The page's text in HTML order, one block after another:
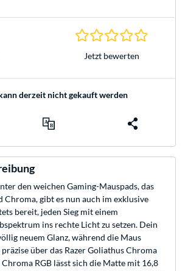
Jetzt bewerten
derzeit nicht gekauft werden
den weichen Gaming-Mauspads, das
Chroma, gibt es nun auch im exklusive
bereit, jeden Sieg mit einem
ins rechte Licht zu setzen. Dein
neuem Glanz, während die Maus
über das Razer Goliathus Chroma
RGB lässt sich die Matte mit 16,8